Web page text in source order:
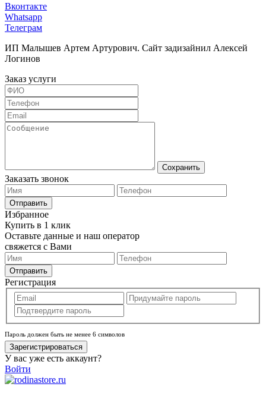
Вконтакте
Whatsapp
Телеграм
ИП Малышев Артем Артурович. Сайт задизайнил Алексей
Логинов
Заказ услуги
Сохранить
Заказать звонок
Отправить
Избранное
Купить в 1 клик
Оставьте данные и наш оператор
свяжется с Вами
Отправить
Регистрация
Пароль должен быть не менее 6 символов
Зарегистрироваться
У вас уже есть аккаунт?
Войти